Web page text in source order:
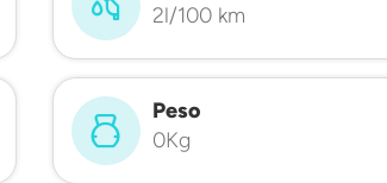
2l/100 km
Peso
0Kg